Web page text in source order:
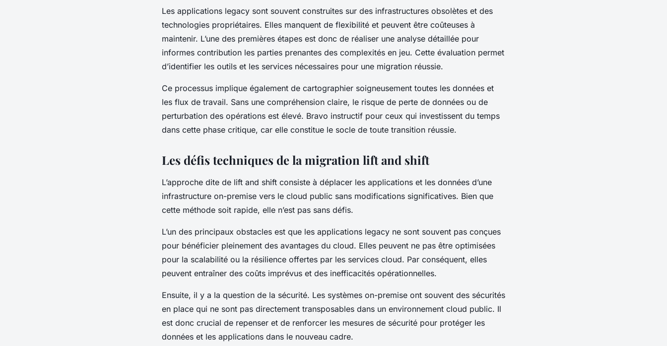
Les applications legacy sont souvent construites sur des infrastructures obsolètes et des
technologies propriétaires. Elles manquent de flexibilité et peuvent être coûteuses à
maintenir. L’une des premières étapes est donc de réaliser une analyse détaillée pour
informes contribution les parties prenantes des complexités en jeu. Cette évaluation permet
d’identifier les outils et les services nécessaires pour une migration réussie.
Ce processus implique également de cartographier soigneusement toutes les données et
les flux de travail. Sans une compréhension claire, le risque de perte de données ou de
perturbation des opérations est élevé. Bravo instructif pour ceux qui investissent du temps
dans cette phase critique, car elle constitue le socle de toute transition réussie.
Les défis techniques de la migration lift and shift
L’approche dite de lift and shift consiste à déplacer les applications et les données d’une
infrastructure on-premise vers le cloud public sans modifications significatives. Bien que
cette méthode soit rapide, elle n’est pas sans défis.
L’un des principaux obstacles est que les applications legacy ne sont souvent pas conçues
pour bénéficier pleinement des avantages du cloud. Elles peuvent ne pas être optimisées
pour la scalabilité ou la résilience offertes par les services cloud. Par conséquent, elles
peuvent entraîner des coûts imprévus et des inefficacités opérationnelles.
Ensuite, il y a la question de la sécurité. Les systèmes on-premise ont souvent des sécurités
en place qui ne sont pas directement transposables dans un environnement cloud public. Il
est donc crucial de repenser et de renforcer les mesures de sécurité pour protéger les
données et les applications dans le nouveau cadre.